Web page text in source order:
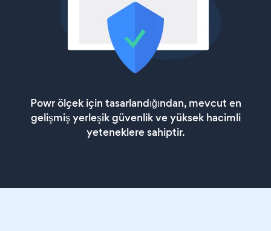
Powr ölçek için tasarlandığından, mevcut en
gelişmiş yerleşik güvenlik ve yüksek hacimli
yeteneklere sahiptir.